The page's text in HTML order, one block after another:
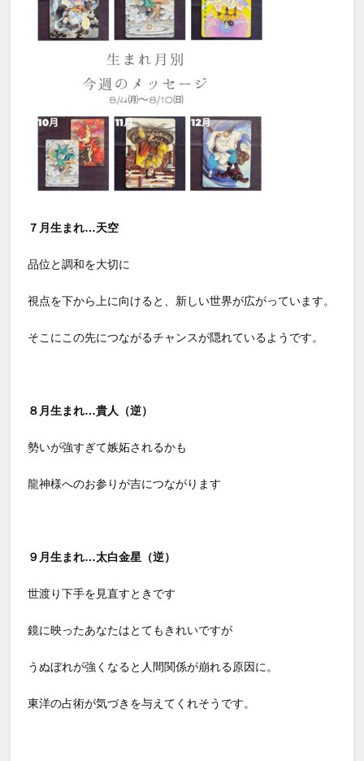
７月生まれ…天空
品位と調和を大切に
視点を下から上に向けると、新しい世界が広がっています。
そこにこの先につながるチャンスが隠れているようです。
８月生まれ…貴人（逆）
勢いが強すぎて嫉妬されるかも
龍神様へのお参りが吉につながります
９月生まれ…太白金星（逆）
世渡り下手を見直すときです
鏡に映ったあなたはとてもきれいですが
うぬぼれが強くなると人間関係が崩れる原因に。
東洋の占術が気づきを与えてくれそうです。